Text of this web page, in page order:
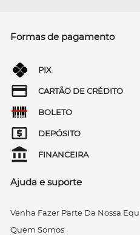
Formas de pagamento
PIX
CARTÃO DE CRÉDITO
BOLETO
DEPÓSITO
FINANCEIRA
Ajuda e suporte
Venha Fazer Parte Da Nossa
Quem Somos